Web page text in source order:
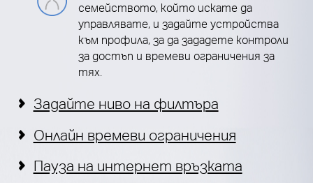
семейството, който искате да
управлявате, и задайте устройства
към профила, за да зададете контроли
за достъп и времеви ограничения за
тях.
Задайте ниво на филтъра
Онлайн времеви ограничения
Пауза на интернет връзката